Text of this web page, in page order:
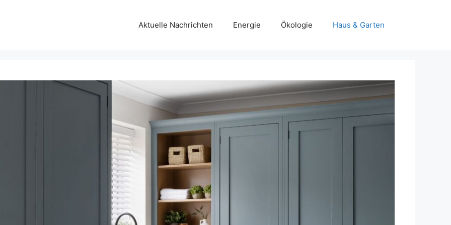
Aktuelle Nachrichten Energie Ökologie Haus & Garten